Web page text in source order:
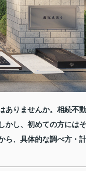
ありませんか。相続不動
かし、初めての方にはそ
ら、具体的な調べ方・計